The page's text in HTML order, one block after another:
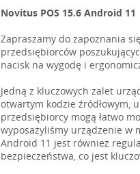
Novitus POS 15.6 Android 11
Zapraszamy do zapoznania
przedsiębiorców
nacisk na wygodę i
Jedną z kluczowych zalet
otwartym kodzie źródłowym,
przedsiębiorcy mogą łatwo
wyposażyliśmy urządzenie w
Android 11 jest również
bezpieczeństwa, co jest